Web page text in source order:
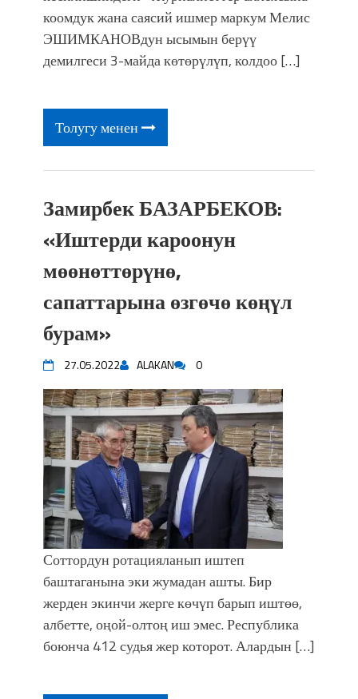
Park'ка 30 миң адам чогулду
коомдук жана саясий ишмер маркум Мелис
ЭШИМКАНОВдун ысымын берүү
демилгеси 3-майда көтөрүлүп, колдоо […]
Толугу менен
Замирбек БАЗАРБЕКОВ:
«Иштерди кароонун
мөөнөттөрүнө,
сапаттарына өзгөчө көңүл
бурам»
27.05.2022 ALAKAN 0
Соттордун ротацияланып иштеп
баштаганына эки жумадан ашты. Бир
жерден экинчи жерге көчүп барып иштөө,
албетте, оңой-олтоң иш эмес. Республика
боюнча 412 судья жер которот. Алардын […]